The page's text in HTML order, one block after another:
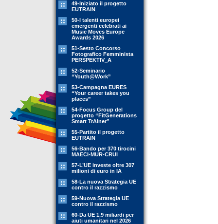
49-Iniziato il progetto
EUTRAIN
50-I talenti europei
emergenti celebrati ai
Music Moves Europe
Awards 2026
51-Sesto Concorso
Fotografico Femminista
PERSPEKTIV_A
52-Seminario
“Youth@Work”
53-Campagna EURES
“Your career takes you
places”
54-Focus Group del
progetto “FitGenerations
Smart TrAIner”
55-Partito il progetto
EUTRAIN
56-Bando per 370 tirocini
MAECI-MUR-CRUI
57-L’UE investe oltre 307
milioni di euro in IA
58-La nuova Strategia UE
contro il razzismo
59-Nuova Strategia UE
contro il razzismo
60-Da UE 1,9 miliardi per
aiuti umanitari nel 2026